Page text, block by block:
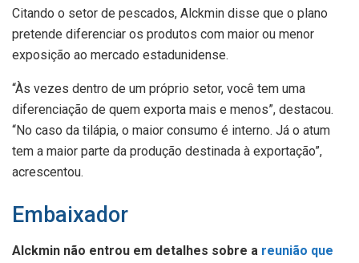
Citando o setor de pescados, Alckmin disse que o plano
pretende diferenciar os produtos com maior ou menor
exposição ao mercado estadunidense.
“Às vezes dentro de um próprio setor, você tem uma
diferenciação de quem exporta mais e menos”, destacou.
“No caso da tilápia, o maior consumo é interno. Já o atum
tem a maior parte da produção destinada à exportação”,
acrescentou.
Embaixador
Alckmin não entrou em detalhes sobre a reunião que